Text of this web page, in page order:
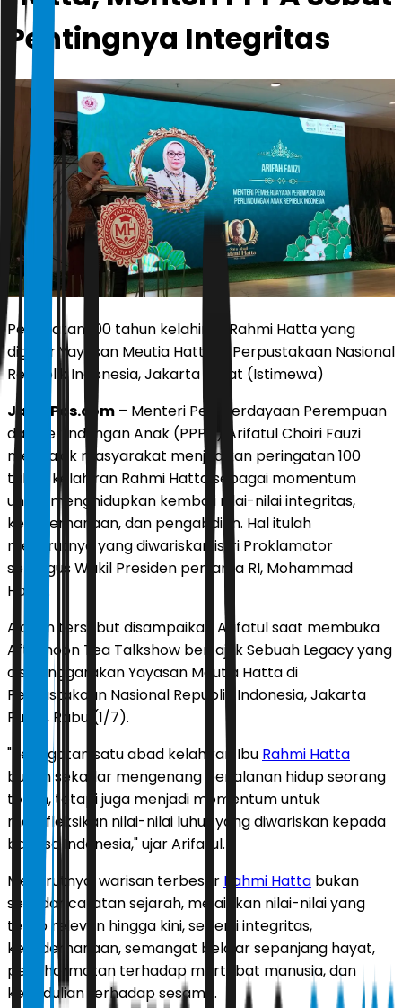
Pentingnya Integritas
Peringatan 100 tahun kelahiran Rahmi Hatta yang
digelar Yayasan Meutia Hatta di Perpustakaan Nasional
Republik Indonesia, Jakarta Pusat (Istimewa)
JawaPos.com – Menteri Pemberdayaan Perempuan
dan Perlindungan Anak (PPPA) Arifatul Choiri Fauzi
mengajak masyarakat menjadikan peringatan 100
tahun kelahiran Rahmi Hatta sebagai momentum
untuk menghidupkan kembali nilai-nilai integritas,
kesederhanaan, dan pengabdian. Hal itulah
menurutnya yang diwariskan istri Proklamator
sekaligus Wakil Presiden pertama RI, Mohammad
Hatta.
Ajakan tersebut disampaikan Arifatul saat membuka
Afternoon Tea Talkshow bertajuk Sebuah Legacy yang
diselenggarakan Yayasan Meutia Hatta di
Perpustakaan Nasional Republik Indonesia, Jakarta
Pusat, Rabu (1/7).
"Peringatan satu abad kelahiran Ibu Rahmi Hatta
bukan sekadar mengenang perjalanan hidup seorang
tokoh, tetapi juga menjadi momentum untuk
merefleksikan nilai-nilai luhur yang diwariskan kepada
bangsa Indonesia," ujar Arifatul.
Menurutnya, warisan terbesar Rahmi Hatta bukan
sekadar catatan sejarah, melainkan nilai-nilai yang
tetap relevan hingga kini, seperti integritas,
kesederhanaan, semangat belajar sepanjang hayat,
penghormatan terhadap martabat manusia, dan
kepedulian terhadap sesama.